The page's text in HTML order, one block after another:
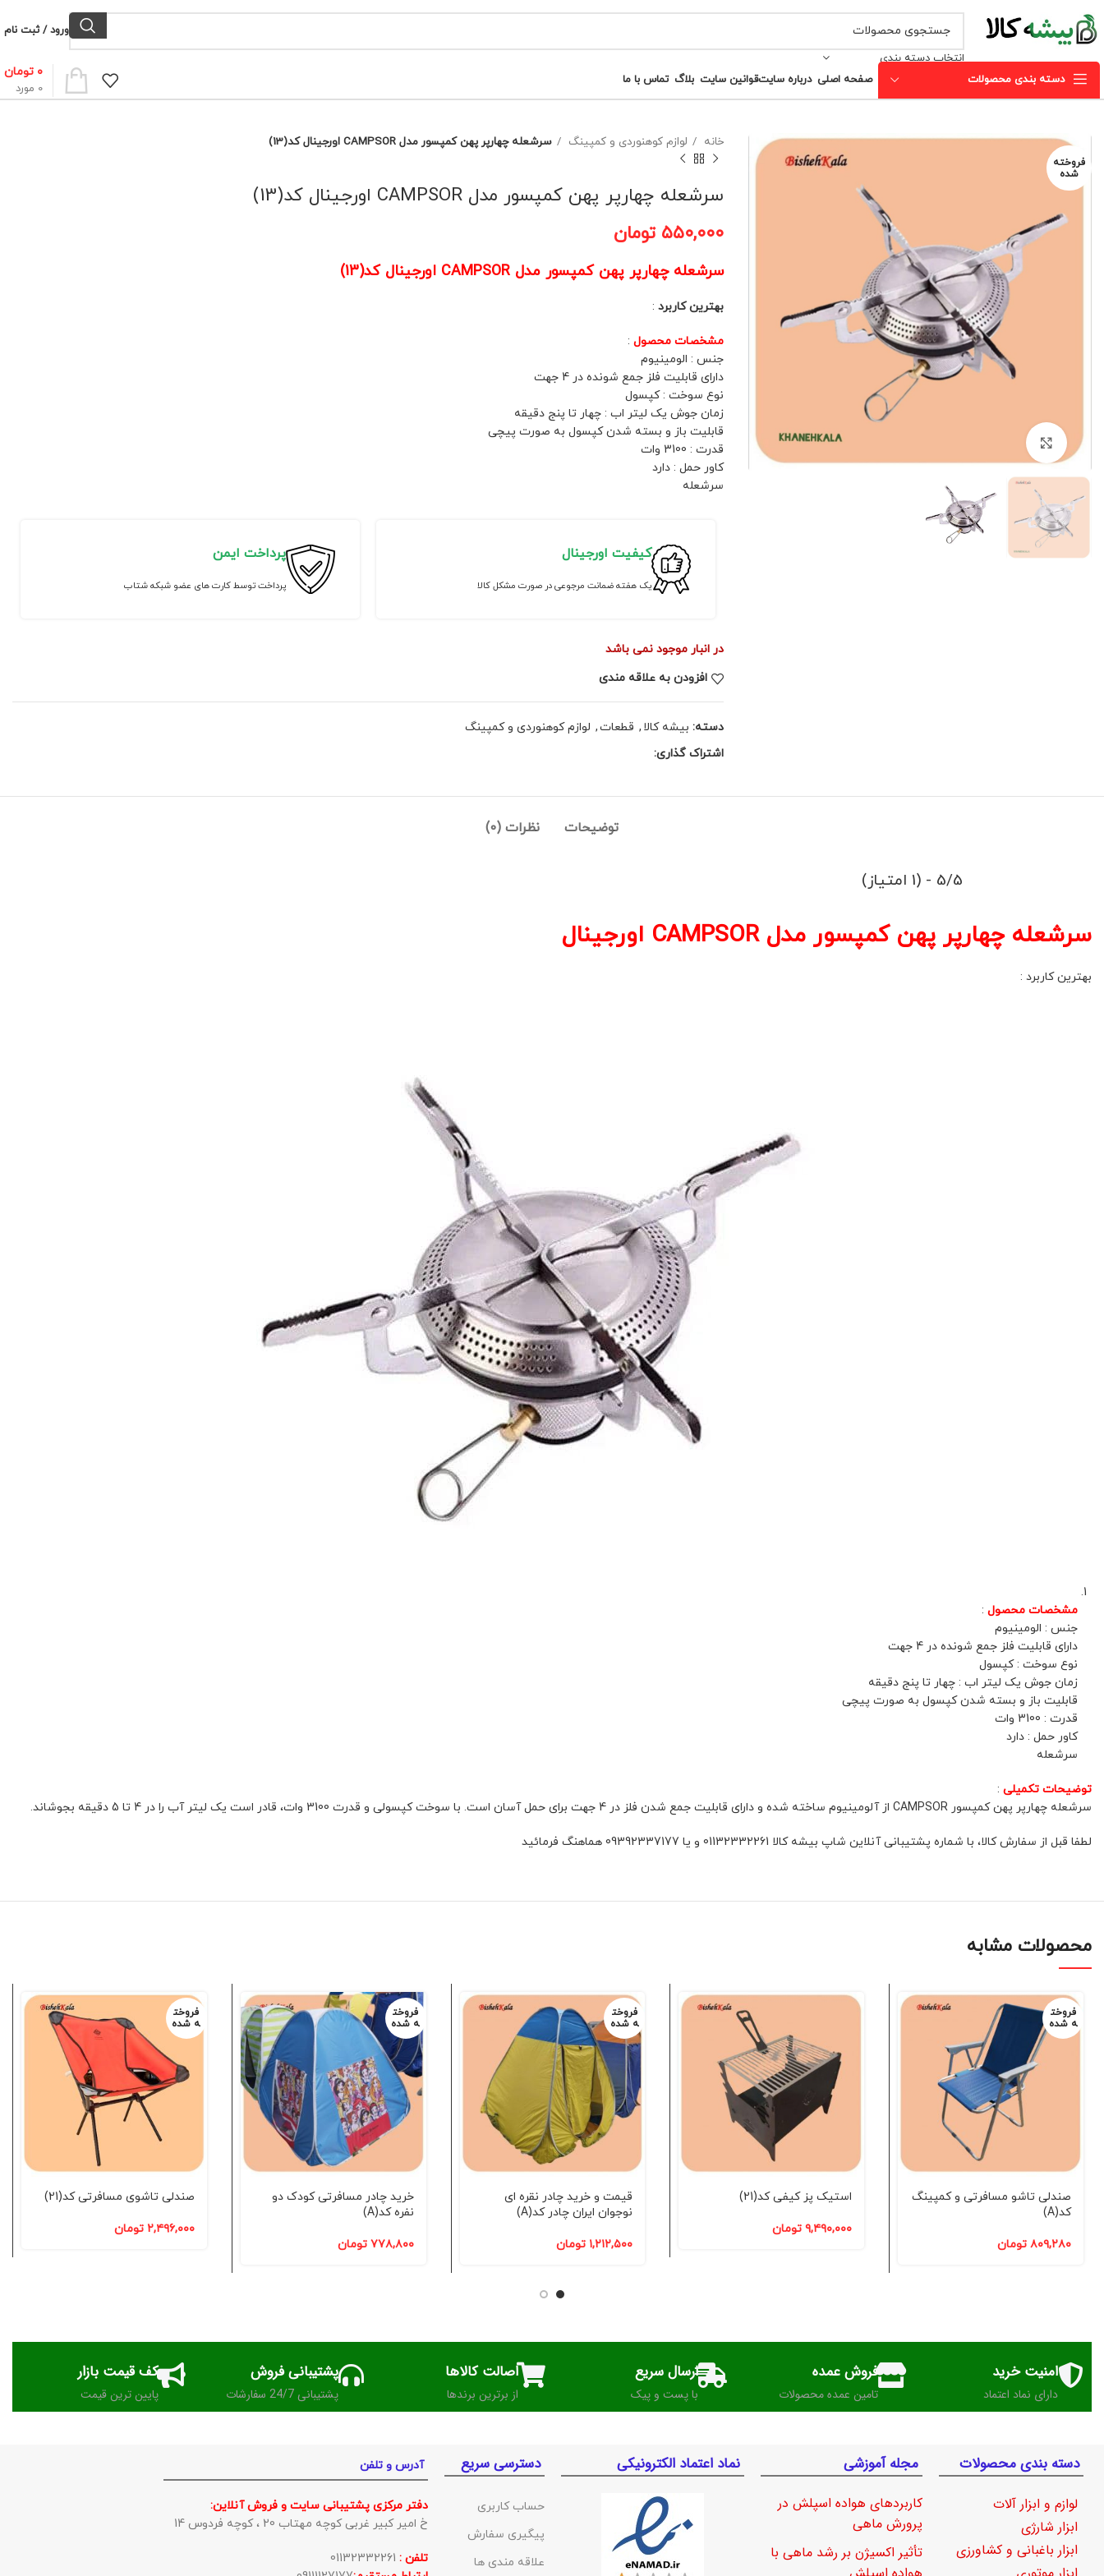
انتخاب دسته بندی
ورود / ثبت نام
دسته بندی محصولات صفحه اصلی درباره سایتقوانین سایت بلاگ تماس با ما
0 مورد
۰ تومان
فروخته
شده
خانه لوازم کوهنوردی و کمپینگ سرشعله چهارپر پهن کمپسور مدل CAMPSOR اورجینال کد(13)
سرشعله چهارپر پهن کمپسور مدل CAMPSOR اورجینال کد(13)
۵۵۰,۰۰۰ تومان
سرشعله چهارپر پهن کمپسور مدل CAMPSOR اورجینال کد(13)
بهترین کاربرد :
مشخصات محصول :
جنس : الومینیوم
دارای قابلیت فلز جمع شونده در 4 جهت
نوع سوخت : کپسول
زمان جوش یک لیتر اب : چهار تا پنج دقیقه
قابلیت باز و بسته شدن کپسول به صورت پیچی
قدرت : 3100 وات
کاور حمل : دارد
سرشعله
کیفیت اورجینال
یک هفته ضمانت مرجوعی در صورت مشکل کالا
پرداخت ایمن
پرداخت توسط کارت های عضو شبکه شتاب
در انبار موجود نمی باشد
افزودن به علاقه مندی
دسته: بیشه کالا , قطعات, لوازم کوهنوردی و کمپینگ
اشتراک گذاری:
توضیحات نظرات (0)
5/5 - (1 امتیاز)
سرشعله چهارپر پهن کمپسور مدل CAMPSOR اورجینال
بهترین کاربرد :
مشخصات محصول :
جنس : الومینیوم
دارای قابلیت فلز جمع شونده در 4 جهت
نوع سوخت : کپسول
زمان جوش یک لیتر اب : چهار تا پنج دقیقه
قابلیت باز و بسته شدن کپسول به صورت پیچی
قدرت : 3100 وات
کاور حمل : دارد
سرشعله
توضیحات تکمیلی :
سرشعله چهارپر پهن کمپسور CAMPSOR از آلومینیوم ساخته شده و دارای قابلیت جمع شدن فلز در 4 جهت برای حمل آسان است. با سوخت کپسولی و قدرت 3100 وات، قادر است یک لیتر آب را در 4 تا 5 دقیقه بجوشاند.
لطفا قبل از سفارش کالا، با شماره پشتیبانی آنلاین شاپ بیشه کالا 01132332261 و یا 09392337177 هماهنگ فرمائید
محصولات مشابه
فروخت
ه شده
صندلی تاشو مسافرتی و کمپینگ
کد(A)
۸۰۹,۲۸۰ تومان
استیک پز کیفی کد(21)
۹,۴۹۰,۰۰۰ تومان
فروخت
ه شده
قیمت و خرید چادر نقره ای
نوجوان ایران چادر کد(A)
۱,۲۱۲,۵۰۰ تومان
فروخت
ه شده
خرید چادر مسافرتی کودک دو
نفره کد(A)
۷۷۸,۸۰۰ تومان
فروخت
ه شده
صندلی تاشوی مسافرتی کد(21)
۲,۴۹۶,۰۰۰ تومان
امنیت خرید
دارای نماد اعتماد
فروش عمده
تامین عمده محصولات
ارسال سریع
با پست و پیک
اصالت کالاها
از برترین برندها
پشتیبانی فروش
پشتیبانی 24/7 سفارشات
کف قیمت بازار
پایین ترین قیمت
دسته بندی محصولات
لوازم و ابزار آلات
ابزار شارژی
ابزار باغبانی و کشاورزی
مجله آموزشی
کاربردهای هواده اسپلش در
پرورش ماهی
تأثیر اکسیژن بر رشد ماهی با
نماد اعتماد الکترونیکی دسترسی سریع
حساب کاربری
پیگیری سفارش
علاقه مندی ها
آدرس و تلفن
دفتر مرکزی پشتیبانی سایت و فروش آنلاین:
خ امیر کبیر غربی کوچه مهتاب 20 ، کوچه فردوس 14
تلفن :